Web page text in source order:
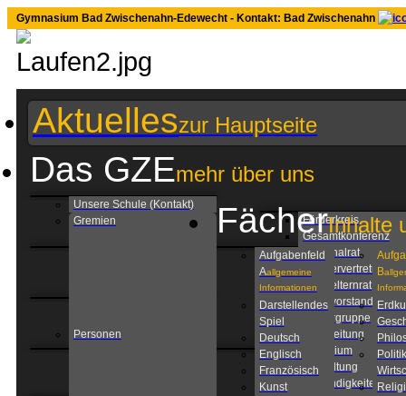
Gymnasium Bad Zwischenahn-Edewecht - Kontakt: Bad Zwischenahn
Aktuelleszur Hauptseite
Das GZEmehr über uns
Unsere Schule (Kontakt)
Gremien
Förderkreis
Gesamtkonferenz
Personalrat
Schülervertretung
Schulelternrat
Schulvorstand
Steuergruppe
Personen
Schulleitung
Kollegium
Verwaltung
Zuständigkeiten am
FächerInhalte
Aufgabenfeld
Aallgemeine
Informationen
Darstellendes
Spiel
Deutsch
Englisch
Französisch
Kunst
B